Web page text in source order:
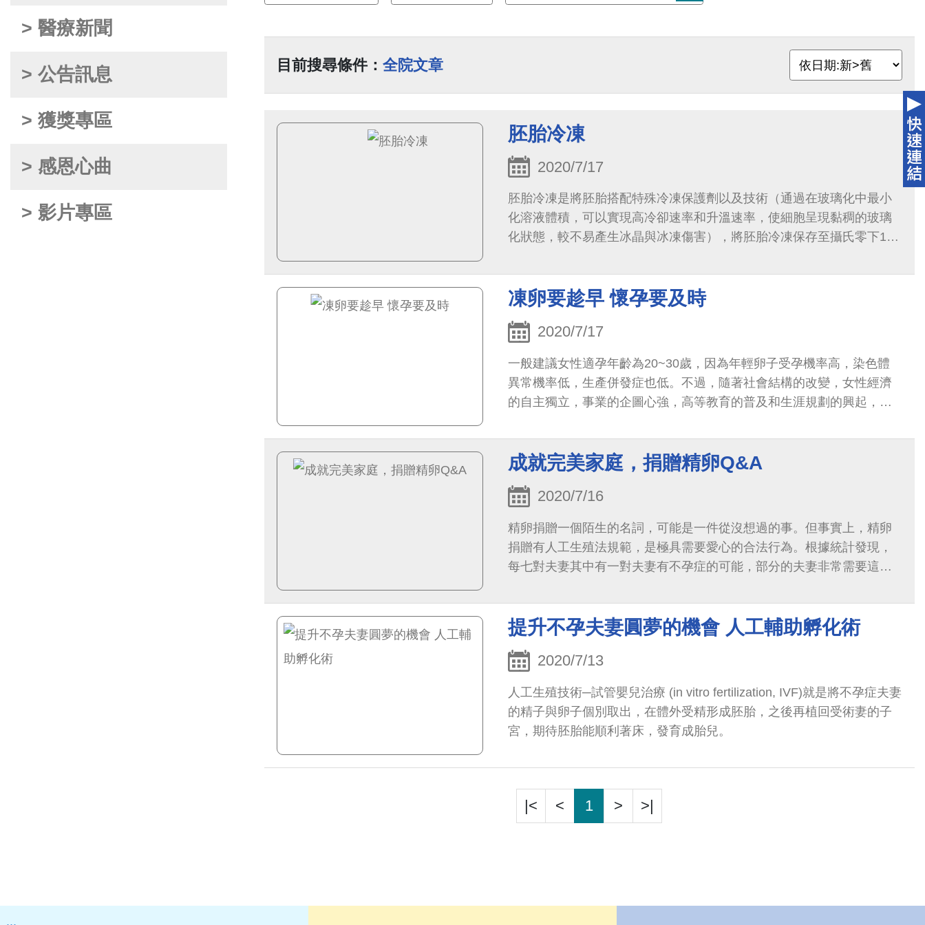
> 醫療新聞
> 公告訊息
> 獲獎專區
> 感恩心曲
> 影片專區
目前搜尋條件： 全院文章
胚胎冷凍
2020/7/17
胚胎冷凍是將胚胎搭配特殊冷凍保護劑以及技術（通過在玻璃化中最小
化溶液體積，可以實現高冷卻速率和升溫速率，使細胞呈現黏稠的玻璃
化狀態，較不易產生冰晶與冰凍傷害），將胚胎冷凍保存至攝氏零下196
凍卵要趁早 懷孕要及時
2020/7/17
一般建議女性適孕年齡為20~30歲，因為年輕卵子受孕機率高，染色體
異常機率低，生產併發症也低。不過，隨著社會結構的改變，女性經濟
的自主獨立，事業的企圖心強，高等教育的普及和生涯規劃的興起，都
成就完美家庭，捐贈精卵Q&A
2020/7/16
精卵捐贈一個陌生的名詞，可能是一件從沒想過的事。但事實上，精卵
捐贈有人工生殖法規範，是極具需要愛心的合法行為。根據統計發現，
每七對夫妻其中有一對夫妻有不孕症的可能，部分的夫妻非常需要這些
提升不孕夫妻圓夢的機會 人工輔助孵化術
2020/7/13
人工生殖技術─試管嬰兒治療 (in vitro fertilization, IVF)就是將不孕症夫妻
的精子與卵子個別取出，在體外受精形成胚胎，之後再植回受術妻的子
宮，期待胚胎能順利著床，發育成胎兒。
|< < 1 > >|